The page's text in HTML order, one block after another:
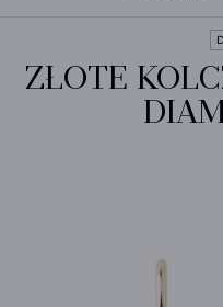
ZŁOTE